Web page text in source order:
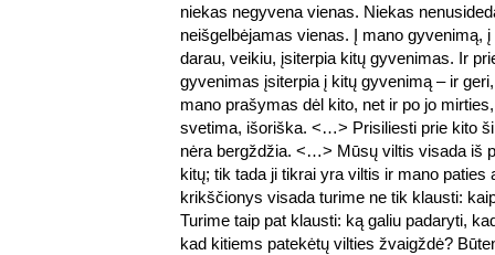
niekas negyvena vienas. Niekas
neišgelbėjamas vienas. Į mano gyvenimą,
darau, veikiu, įsiterpia kitų gyvenimas. Ir
gyvenimas įsiterpia į kitų gyvenimą – ir
mano prašymas dėl kito, net ir po jo
svetima, išoriška. <…> Prisiliesti prie kito
nėra bergždžia. <…> Mūsų viltis visada iš
kitų; tik tada ji tikrai yra viltis ir mano paties
krikščionys visada turime ne tik klausti:
Turime taip pat klausti: ką galiu padaryti,
kad kitiems patekėtų vilties žvaigždė?